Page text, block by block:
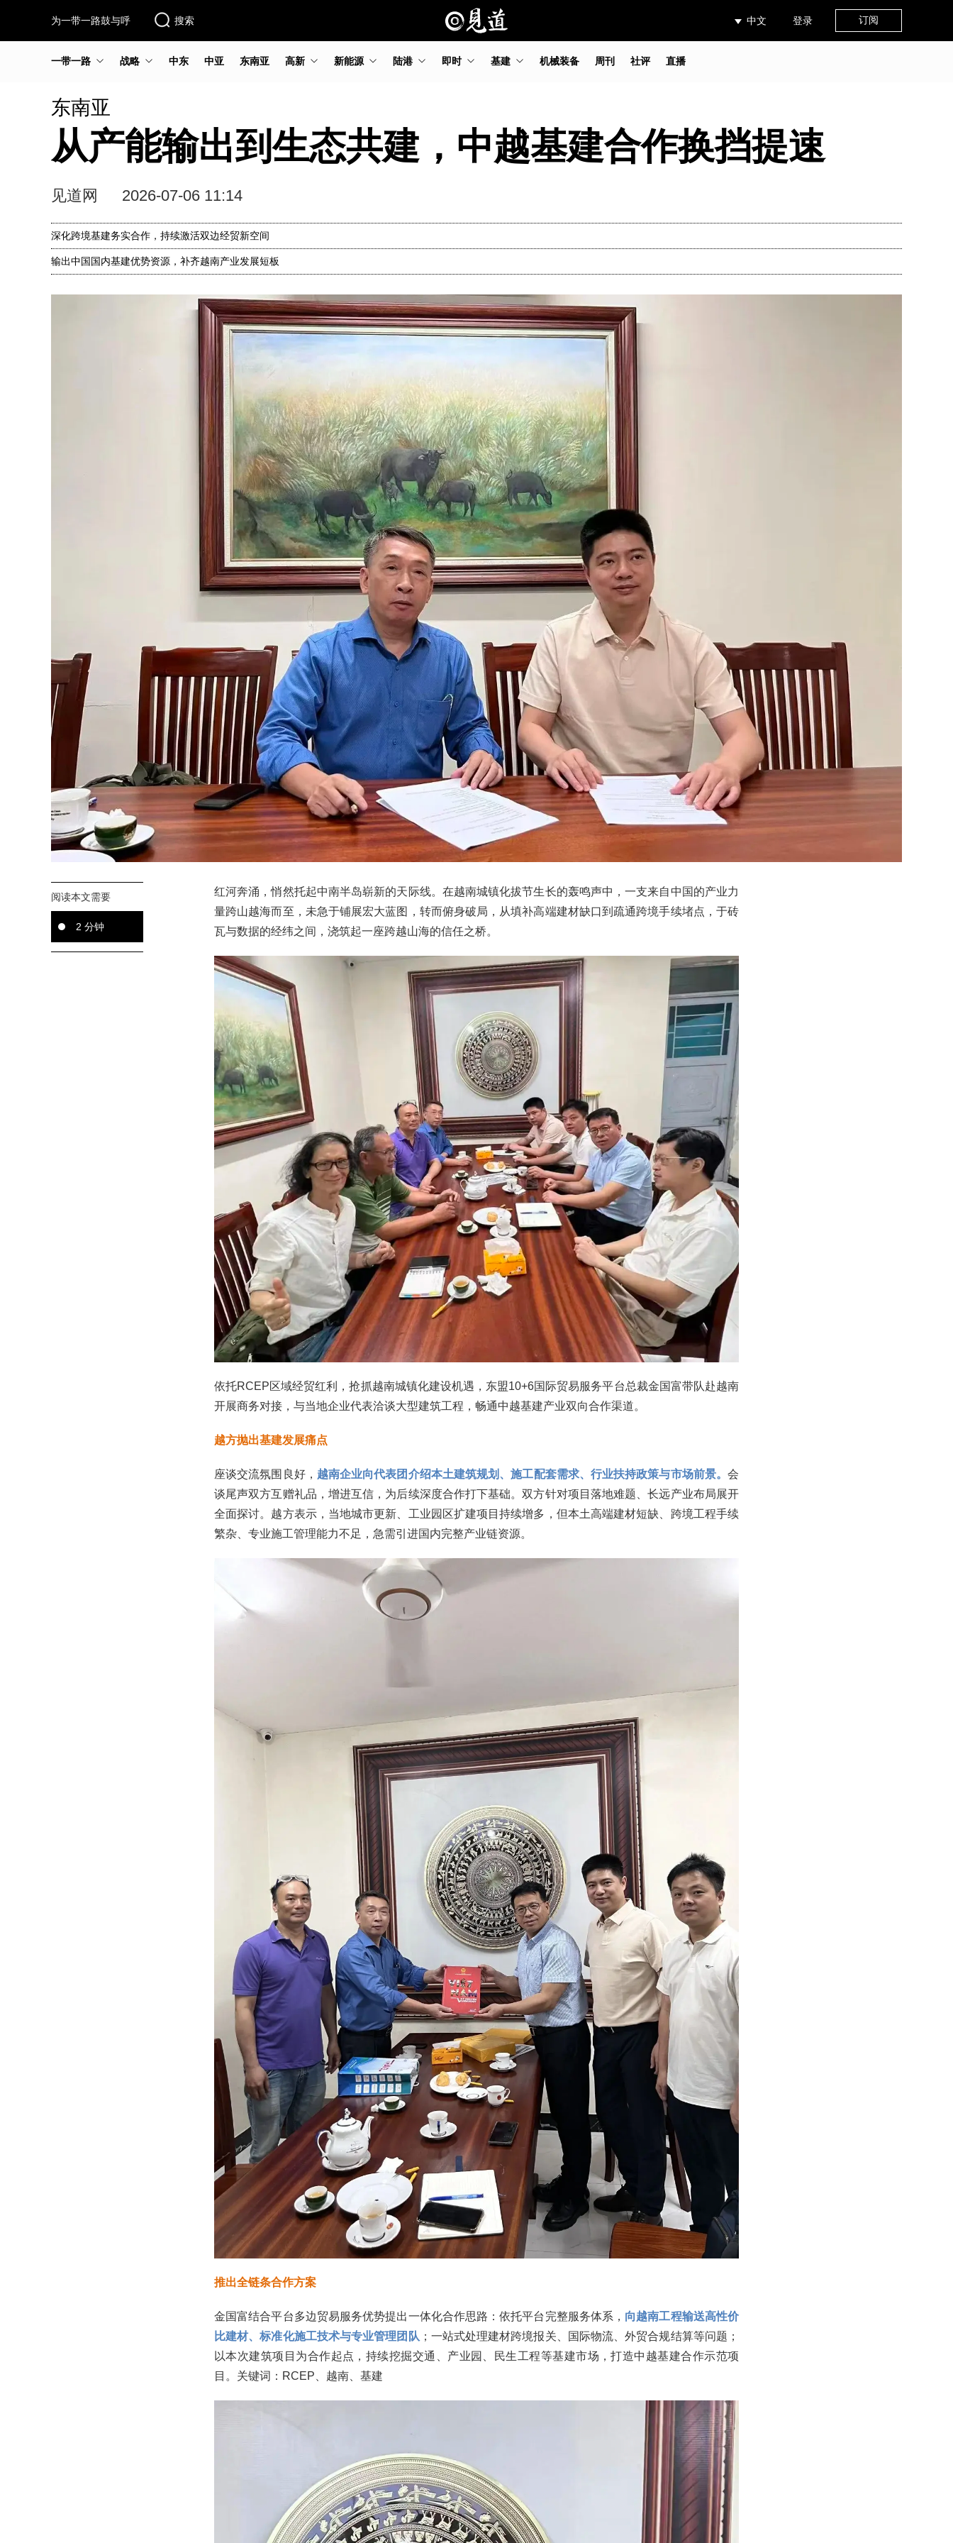
为一带一路鼓与呼 搜索 中文 登录 订阅
一带一路 战略 中东 中亚 东南亚 高新 新能源 陆港 即时 基建 机械装备 周刊 社评 直播
东南亚
从产能输出到生态共建，中越基建合作换挡提速
见道网 2026-07-06 11:14
深化跨境基建务实合作，持续激活双边经贸新空间
输出中国国内基建优势资源，补齐越南产业发展短板
阅读本文需要
2 分钟
红河奔涌，悄然托起中南半岛崭新的天际线。在越南城镇化拔节生长的轰鸣声中，一支来自中国的产业力
量跨山越海而至，未急于铺展宏大蓝图，转而俯身破局，从填补高端建材缺口到疏通跨境手续堵点，于砖
瓦与数据的经纬之间，浇筑起一座跨越山海的信任之桥。
依托RCEP区域经贸红利，抢抓越南城镇化建设机遇，东盟10+6国际贸易服务平台总裁金国富带队赴越南
开展商务对接，与当地企业代表洽谈大型建筑工程，畅通中越基建产业双向合作渠道。
越方抛出基建发展痛点
座谈交流氛围良好， 越南企业向代表团介绍本土建筑规划、施工配套需求、行业扶持政策与市场前景。会
谈尾声双方互赠礼品，增进互信，为后续深度合作打下基础。双方针对项目落地难题、长远产业布局展开
全面探讨。越方表示，当地城市更新、工业园区扩建项目持续增多，但本土高端建材短缺、跨境工程手续
繁杂、专业施工管理能力不足，急需引进国内完整产业链资源。
推出全链条合作方案
金国富结合平台多边贸易服务优势提出一体化合作思路：依托平台完整服务体系， 向越南工程输送高性价
比建材、标准化施工技术与专业管理团队 ；一站式处理建材跨境报关、国际物流、外贸合规结算等问题；
以本次建筑项目为合作起点，持续挖掘交通、产业园、民生工程等基建市场，打造中越基建合作示范项
目。关键词：RCEP、越南、基建